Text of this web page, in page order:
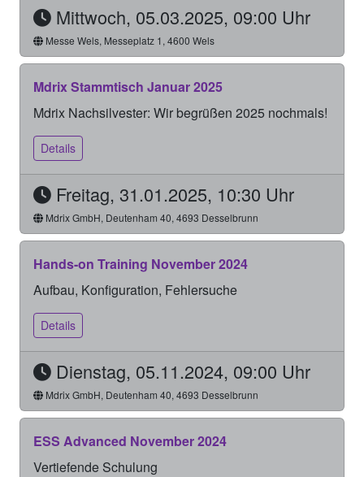
Mittwoch, 05.03.2025, 09:00 Uhr
Messe Wels, Messeplatz 1, 4600 Wels
Mdrix Stammtisch Januar 2025
Mdrix Nachsilvester: Wir begrüßen 2025 nochmals!
Details
Freitag, 31.01.2025, 10:30 Uhr
Mdrix GmbH, Deutenham 40, 4693 Desselbrunn
Hands-on Training November 2024
Aufbau, Konfiguration, Fehlersuche
Details
Dienstag, 05.11.2024, 09:00 Uhr
Mdrix GmbH, Deutenham 40, 4693 Desselbrunn
ESS Advanced November 2024
Vertiefende Schulung